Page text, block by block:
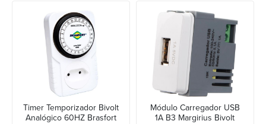
Timer Temporizador Bivolt
Analógico 60HZ Brasfort
Módulo Carregador USB
1A B3 Margirius Bivolt